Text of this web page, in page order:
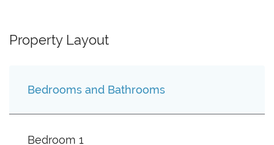
Property Layout
Bedrooms and Bathrooms
Bedroom 1